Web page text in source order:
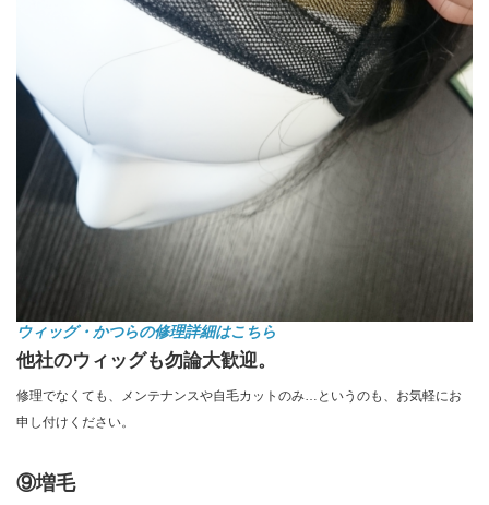
ウィッグ・かつらの修理詳細はこちら
他社のウィッグも勿論大歓迎。
修理でなくても、メンテナンスや自毛カットのみ…というのも、お気軽にお
申し付けください。
⑨増毛